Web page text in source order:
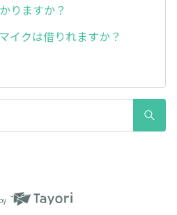
りますか？
イクは借りれますか？